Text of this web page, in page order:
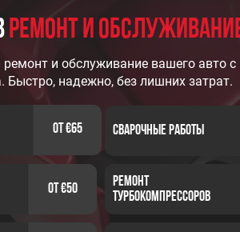
и обслуживание вашего авто с
Быстро, надежно, без лишних затрат.
ремонт и
от €65
Ремонт
Турбокомпрессоров
Сварочные работы
от €50